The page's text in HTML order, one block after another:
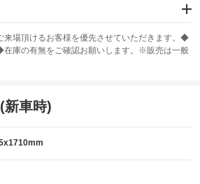
席
ABS
他
生
ホイール
来場頂けるお客様を優先させていただきます。◆
庫の有無をご確認お願いします。※販売は一般
新車時)